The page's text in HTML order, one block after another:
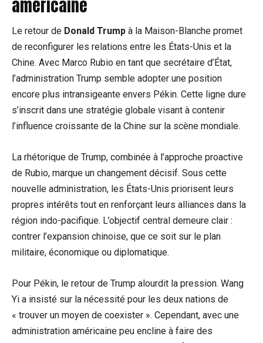
américaine
Le retour de Donald Trump à la Maison-Blanche promet
de reconfigurer les relations entre les États-Unis et la
Chine. Avec Marco Rubio en tant que secrétaire d’État,
l’administration Trump semble adopter une position
encore plus intransigeante envers Pékin. Cette ligne dure
s’inscrit dans une stratégie globale visant à contenir
l’influence croissante de la Chine sur la scène mondiale.
La rhétorique de Trump, combinée à l’approche proactive
de Rubio, marque un changement décisif. Sous cette
nouvelle administration, les États-Unis priorisent leurs
propres intérêts tout en renforçant leurs alliances dans la
région indo-pacifique. L’objectif central demeure clair :
contrer l’expansion chinoise, que ce soit sur le plan
militaire, économique ou diplomatique.
Pour Pékin, le retour de Trump alourdit la pression. Wang
Yi a insisté sur la nécessité pour les deux nations de
« trouver un moyen de coexister ». Cependant, avec une
administration américaine peu encline à faire des